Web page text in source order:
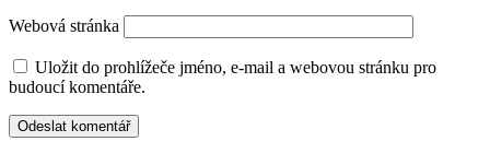
Webová stránka
Uložit do prohlížeče jméno, e-mail a webovou stránku pro
budoucí komentáře.